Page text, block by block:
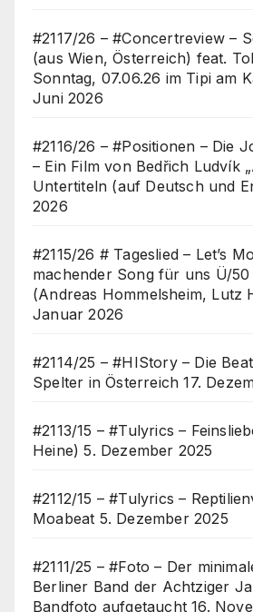
#2117/26 – #Concertreview –
(aus Wien, Österreich) feat.
Sonntag, 07.06.26 im Tipi am
Juni 2026
#2116/26 – #Positionen – Die
– Ein Film von Bedřich Ludvík
Untertiteln (auf Deutsch und
2026
#2115/26 # Tageslied – Let’s
machender Song für uns Ü/50
(Andreas Hommelsheim, Lutz
Januar 2026
#2114/25 – #HIStory – Die
Spelter in Österreich 17.
#2113/15 – #Tulyrics –
Heine) 5. Dezember 2025
#2112/15 – #Tulyrics –
Moabeat 5. Dezember 2025
#2111/25 – #Foto – Der
Berliner Band der Achtziger
Bandfoto aufgetaucht 16.